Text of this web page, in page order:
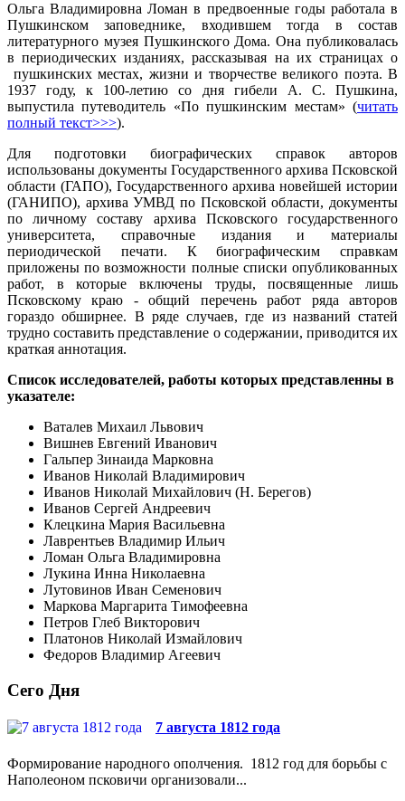
Ольга Владимировна Ломан в предвоенные годы работала в
Пушкинском заповеднике, входившем тогда в состав
литературного музея Пушкинского Дома. Она публиковалась
в периодических изданиях, рассказывая на их страницах о
пушкинских местах, жизни и творчестве великого поэта. В
1937 году, к 100-летию со дня гибели А. С. Пушкина,
выпустила путеводитель «По пушкинским местам» (читать
полный текст>>>).
Для подготовки биографических справок авторов
использованы документы Государственного архива Псковской
области (ГАПО), Государственного архива новейшей истории
(ГАНИПО), архива УМВД по Псковской области, документы
по личному составу архива Псковского государственного
университета, справочные издания и материалы
периодической печати. К биографическим справкам
приложены по возможности полные списки опубликованных
работ, в которые включены труды, посвященные лишь
Псковскому краю - общий перечень работ ряда авторов
гораздо обширнее. В ряде случаев, где из названий статей
трудно составить представление о содержании, приводится их
краткая аннотация.
Список исследователей, работы которых представленны в
указателе:
Ваталев Михаил Львович
Вишнев Евгений Иванович
Гальпер Зинаида Марковна
Иванов Николай Владимирович
Иванов Николай Михайлович (Н. Берегов)
Иванов Сергей Андреевич
Клецкина Мария Васильевна
Лаврентьев Владимир Ильич
Ломан Ольга Владимировна
Лукина Инна Николаевна
Лутовинов Иван Семенович
Маркова Маргарита Тимофеевна
Петров Глеб Викторович
Платонов Николай Измайлович
Федоров Владимир Агеевич
Сего Дня
7 августа 1812 года
Формирование народного ополчения. 1812 год для борьбы с
Наполеоном псковичи организовали...